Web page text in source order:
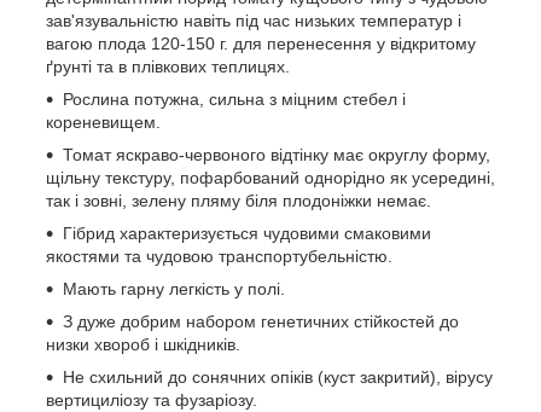
зав'язувальністю навіть під час низьких температур і
вагою плода 120-150 г. для перенесення у відкритому
ґрунті та в плівкових теплицях.
Рослина потужна, сильна з міцним стебел і
кореневищем.
Томат яскраво-червоного відтінку має округлу форму,
щільну текстуру, пофарбований однорідно як усередині,
так і зовні, зелену пляму біля плодоніжки немає.
Гібрид характеризується чудовими смаковими
якостями та чудовою транспортубельністю.
Мають гарну легкість у полі.
З дуже добрим набором генетичних стійкостей до
низки хвороб і шкідників.
Не схильний до сонячних опіків (куст закритий), вірусу
вертициліозу та фузаріозу.